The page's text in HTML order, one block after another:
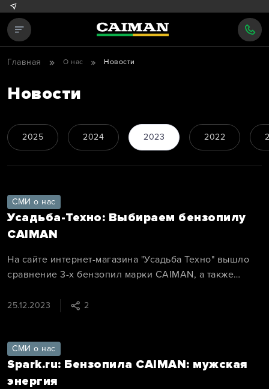
Главная О нас Новости
Новости
2025 2024 2023 2022
СМИ о нас
Усадьба-Техно: Выбираем бензопилу
CAIMAN
На сайте интернет-магазина "Усадьба Техно" вышло
сравнение 3-х бензопил марки CAIMAN, а также
25.12.2023 2
СМИ о нас
Spark.ru: Бензопила CAIMAN: мужская
энергия